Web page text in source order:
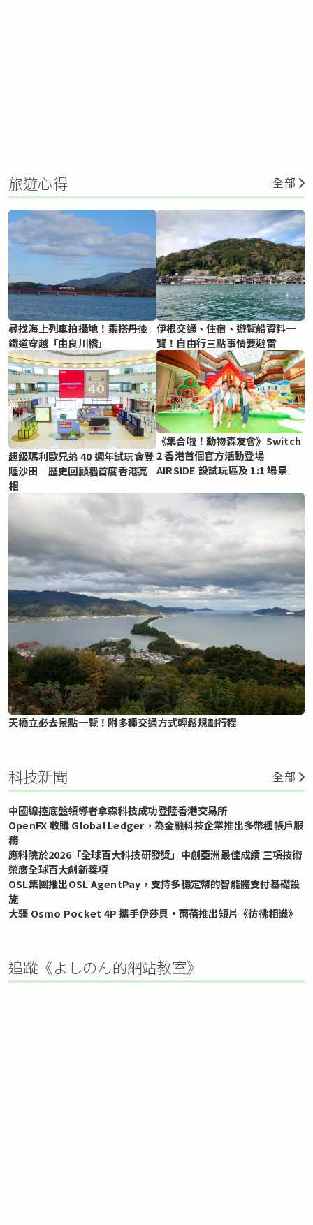
旅遊心得 全部
尋找海上列車拍攝地！乘搭丹後
鐵道穿越「由良川橋」
伊根交通、住宿、遊覽船資料一
覽！自由行三點事情要避雷
超級瑪利歐兄弟 40 週年試玩會登
陸沙田 歷史回顧牆首度香港亮
相
《集合啦！動物森友會》Switch
2 香港首個官方活動登場
AIRSIDE 設試玩區及 1:1 場景
天橋立必去景點一覽！附多種交通方式輕鬆規劃行程
科技新聞 全部
中國線控底盤領導者拿森科技成功登陸香港交易所
OpenFX 收購 Global Ledger，為金融科技企業推出多幣種帳戶服
務
應科院於2026「全球百大科技研發獎」中創亞洲最佳成績 三項技術
榮膺全球百大創新獎項
OSL集團推出OSL AgentPay，支持多穩定幣的智能體支付基礎設
施
大疆 Osmo Pocket 4P 攜手伊莎貝•雨蓓推出短片《彷彿相識》
追蹤《よしのん的網站教室》